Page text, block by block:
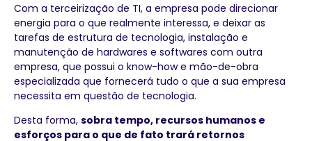
Com a terceirização de TI, a empresa pode direcionar
energia para o que realmente interessa, e deixar as
tarefas de estrutura de tecnologia, instalação e
manutenção de hardwares e softwares com outra
empresa, que possui o know-how e mão-de-obra
especializada que fornecerá tudo o que a sua empresa
necessita em questão de tecnologia.
Desta forma, sobra tempo, recursos humanos e
esforços para o que de fato trará retornos